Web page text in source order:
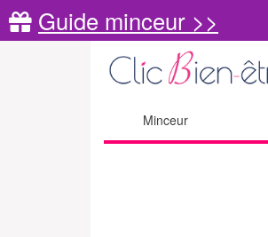
Guide minceur >>
Minceur